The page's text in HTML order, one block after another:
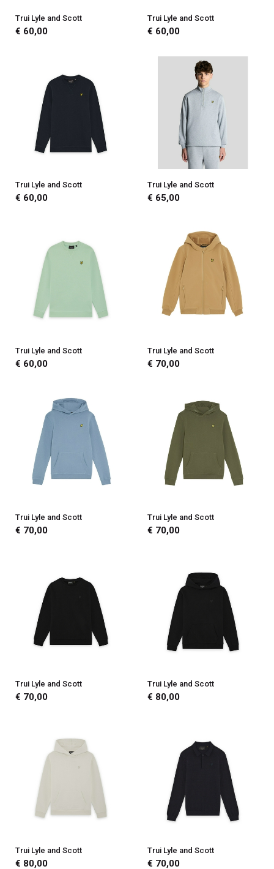
Trui Lyle and Scott
€ 60,00
Trui Lyle and Scott
€ 60,00
Trui Lyle and Scott
€ 60,00
Trui Lyle and Scott
€ 65,00
Trui Lyle and Scott
€ 60,00
Trui Lyle and Scott
€ 70,00
Trui Lyle and Scott
€ 70,00
Trui Lyle and Scott
€ 70,00
Trui Lyle and Scott
€ 70,00
Trui Lyle and Scott
€ 80,00
Trui Lyle and Scott
€ 80,00
Trui Lyle and Scott
€ 70,00